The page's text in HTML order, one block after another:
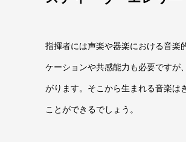
指揮者には声楽や器楽における音楽
ケーションや共感能力も必要ですが
がります。 そこから生まれる音楽は
ことができるでしょう。